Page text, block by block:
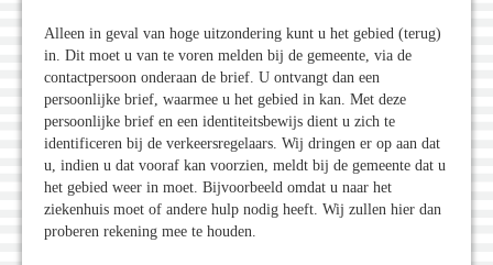
Alleen in geval van hoge uitzondering kunt u het gebied (terug)
in. Dit moet u van te voren melden bij de gemeente, via de
contactpersoon onderaan de brief. U ontvangt dan een
persoonlijke brief, waarmee u het gebied in kan. Met deze
persoonlijke brief en een identiteitsbewijs dient u zich te
identificeren bij de verkeersregelaars. Wij dringen er op aan dat
u, indien u dat vooraf kan voorzien, meldt bij de gemeente dat u
het gebied weer in moet. Bijvoorbeeld omdat u naar het
ziekenhuis moet of andere hulp nodig heeft. Wij zullen hier dan
proberen rekening mee te houden.